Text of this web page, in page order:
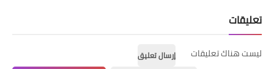
تعليقات
ليست هناك تعليقات
إرسال تعليق